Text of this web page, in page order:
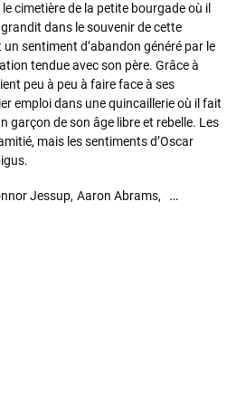
cimetière de la petite bourgade où il
dans le souvenir de cette
sentiment d’abandon généré par le
tendue avec son père. Grâce à
peu à peu à faire face à ses
emploi dans une quincaillerie où il fait
garçon de son âge libre et rebelle. Les
mais les sentiments d’Oscar
Jessup Aaron Abrams Joanne Kelly